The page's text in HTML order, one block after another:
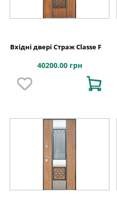
Вхідні двері Страж Classe F
40200.00 грн